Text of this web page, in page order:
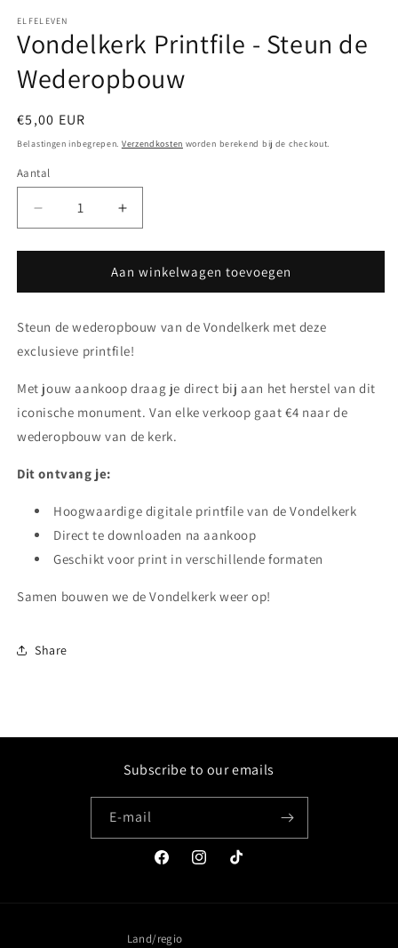
ELFELEVEN
Vondelkerk Printfile - Steun de
Wederopbouw
Normale
prijs
€5,00 EUR
Belastingen inbegrepen. Verzendkosten worden berekend bij de checkout.
Aantal
Aantal
Aantal
verlagen
voor
Vondelkerk
Printfile
Steun
de
Aantal
verhogen
voor
Vondelkerk
Printfile
Steun
de
Aan winkelwagen toevoegen
Steun de wederopbouw van de Vondelkerk met deze
exclusieve printfile!
Met jouw aankoop draag je direct bij aan het herstel van dit
iconische monument. Van elke verkoop gaat €4 naar de
wederopbouw van de kerk.
Dit ontvang je:
Hoogwaardige digitale printfile van de Vondelkerk
Direct te downloaden na aankoop
Geschikt voor print in verschillende formaten
Samen bouwen we de Vondelkerk weer op!
Share
Subscribe to our emails
E‑mail
FacebookInstagramTikTok
Land/regio